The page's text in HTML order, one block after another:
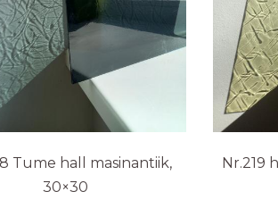
Tume hall masinantiik,
30×30
Nr.219